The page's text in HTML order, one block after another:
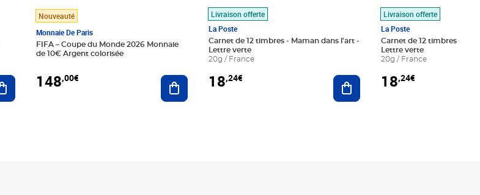
Ajouter au panier
Nouveauté
Monnaie De Paris
FIFA – Coupe du Monde 2026 Monnaie
de 10€ Argent colorisée
148,00€ Ajouter au panier
Livraison offerte
La Poste
Carnet de 12 timbres - Maman dans l'art -
Lettre verte
20g / France
18,24€ Ajouter au panier
Livraison offerte
La Poste
Carnet de 12 timbres - Le
Lettre verte
20g / France
18,24€